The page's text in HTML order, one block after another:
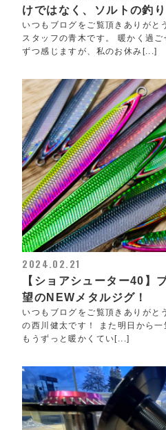
けではなく、ソルトの釣
いつもブログをご覧頂きありがと
スタッフの青木です。 暖かく過
ずつ感じますが、私のお休み[...]
2024.02.21
【ショアシューター40】
望のNEWメタルジグ！
いつもブログをご覧頂きありがと
の西川健太です！ また明日から
もうずっと暖かくてい[...]